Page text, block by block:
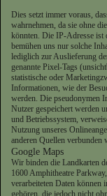
Dies setzt immer voraus,
wahrnehmen, da sie ohne
könnten. Die IP-Adresse ist
bemühen uns nur solche
lediglich zur Auslieferung
genannte Pixel-Tags
statistische oder
Informationen, wie der
werden. Die pseudonymen
Nutzer gespeichert werden
und Betriebssystem,
Nutzung unseres
anderen Quellen verbunden
Google Maps
Wir binden die Landkarten
1600 Amphitheatre
verarbeiteten Daten können
gehören, die jedoch nicht